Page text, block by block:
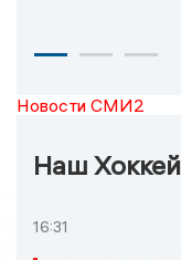
Новости СМИ2
Наш Хоккей
16:31